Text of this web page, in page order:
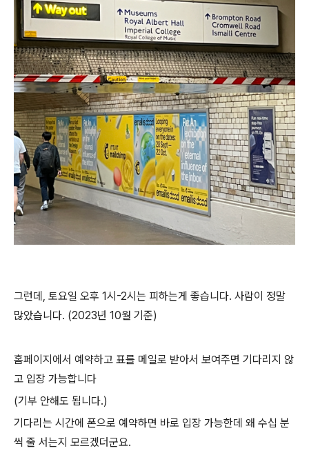
그런데, 토요일 오후 1시-2시는 피하는게 좋습니다. 사람이 정말
많았습니다. (2023년 10월 기준)
홈페이지에서 예약하고 표를 메일로 받아서 보여주면 기다리지 않
고 입장 가능합니다
(기부 안해도 됩니다.)
기다리는 시간에 폰으로 예약하면 바로 입장 가능한데 왜 수십 분
씩 줄 서는지 모르겠더군요.